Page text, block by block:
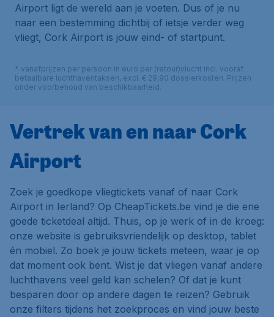
Airport ligt de wereld aan je voeten. Dus of je nu
naar een bestemming dichtbij of ietsje verder weg
vliegt, Cork Airport is jouw eind- of startpunt.
* vanafprijzen per persoon in euro per (retour)vlucht incl. vooraf
betaalbare luchthaventaksen, excl. € 29,90 dossierkosten. Prijzen
onder voorbehoud van beschikbaarheid.
Vertrek van en naar Cork
Airport
Zoek je goedkope vliegtickets vanaf of naar Cork
Airport in Ierland? Op CheapTickets.be vind je die ene
goede ticketdeal altijd. Thuis, op je werk of in de kroeg:
onze website is gebruiksvriendelijk op desktop, tablet
én mobiel. Zo boek je jouw tickets meteen, waar je op
dat moment ook bent. Wist je dat vliegen vanaf andere
luchthavens veel geld kan schelen? Of dat je kunt
besparen door op andere dagen te reizen? Gebruik
onze filters tijdens het zoekproces en vind jouw beste